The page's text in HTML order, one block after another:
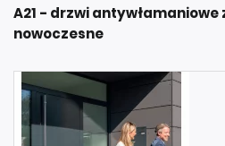
A21 - drzwi
nowoczesne